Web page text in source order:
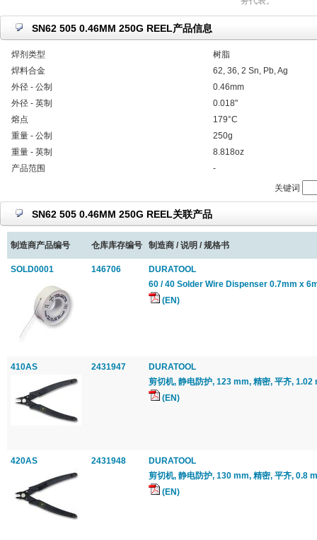
SN62 505 0.46MM 250G REEL产品信息
焊剂类型
树脂
焊料合金
62, 36, 2 Sn, Pb, Ag
外径 - 公制
0.46mm
外径 - 英制
0.018"
熔点
179°C
重量 - 公制
250g
重量 - 英制
8.818oz
产品范围
-
关键词
SN62 505 0.46MM 250G REEL关联产品
制造商产品编号 仓库库存编号 制造商 / 说明 / 规格书
SOLD0001 146706
DURATOOL
60 / 40 Solder Wire Dispenser 0.7mm x
(EN)
410AS 2431947
DURATOOL
剪切机, 静电防护, 123 mm, 精密, 平齐, 1.02
(EN)
420AS 2431948
DURATOOL
剪切机, 静电防护, 130 mm, 精密, 平齐, 0.8
(EN)